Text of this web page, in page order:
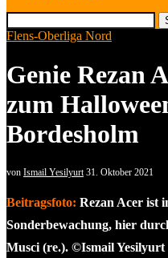
Flens-Oberliga Nord
Genie Rezan
zum
Bordesholm
von Ismail Yesilyurt 31. Oktober 2021
Beitragsfoto: Rezan Acer ist
Sonderbewachung, hier
Musci (re.). ©Ismail Yesilyurt